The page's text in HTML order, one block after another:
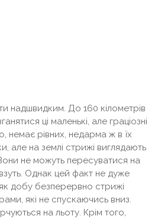
надшвидким. До 160 кілометрів
ці маленькі, але граціозні
немає рівних, недарма ж в їх
але на землі стрижі виглядають
не можуть пересуватися на
Однак цей факт не дуже
добу безперервно стрижі
які не спускаючись вниз.
на льоту. Крім того,